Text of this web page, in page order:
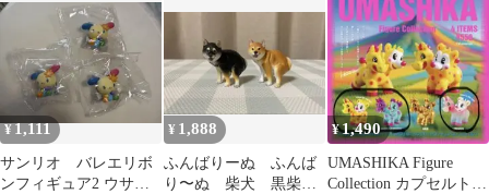
セルトイ
カプセルトイ
¥1,111
サンリオ バレエリボ
ンフィギュア2 ウサハ
¥ 1,888
ふんばりーぬ ふんば
り〜ぬ 柴犬 黒柴 2
¥1,490
UMASHIKA Figure
Collection カプセルト